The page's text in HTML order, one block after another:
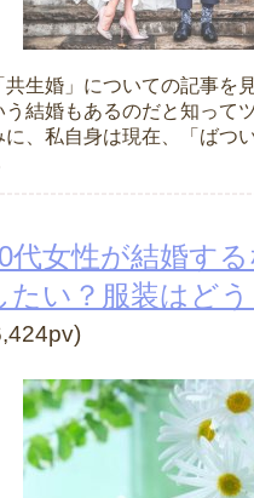
共生婚」についての記事を
う結婚もあるのだと知って
、私自身は現在、「ばつ
代女性が結婚す
たい？服装はど